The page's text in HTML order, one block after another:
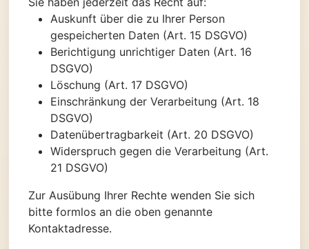
Auskunft über die zu Ihrer Person
gespeicherten Daten (Art. 15 DSGVO)
Berichtigung unrichtiger Daten (Art. 16
DSGVO)
Löschung (Art. 17 DSGVO)
Einschränkung der Verarbeitung (Art. 18
DSGVO)
Datenübertragbarkeit (Art. 20 DSGVO)
Widerspruch gegen die Verarbeitung (Art.
21 DSGVO)
Zur Ausübung Ihrer Rechte wenden Sie sich
bitte formlos an die oben genannte
Kontaktadresse.